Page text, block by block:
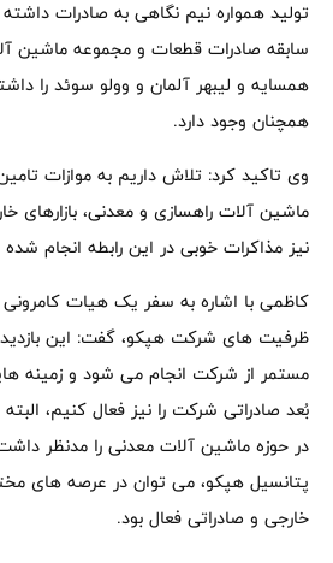
تولید همواره نیم نگاهی به صادرات
سابقه صادرات قطعات و مجموعه ماشین
همسایه و لیبهر آلمان و وولو سوئد را
همچنان وجود دارد.
وی تاکید کرد: تلاش داریم به موازات
ماشین آلات راهسازی و معدنی، بازارهای
نیز مذاکرات خوبی در این رابطه انجام
کاظمی با اشاره به سفر یک هیات کامرونی
ظرفیت های شرکت هپکو، گفت: این
مستمر از شرکت انجام می شود و زمینه
بُعد صادراتی شرکت را نیز فعال کنیم،
در حوزه ماشین آلات معدنی را مدنظر
پتانسیل هپکو، می توان در عرصه های
خارجی و صادراتی فعال بود.